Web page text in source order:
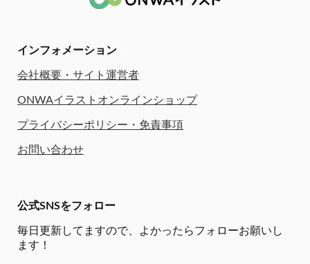
インフォメーション
会社概要・サイト運営者
ONWAイラストオンラインショップ
プライバシーポリシー・免責事項
お問い合わせ
公式SNSをフォロー
毎日更新してますので、
よかったらフォローお願いし
ます！